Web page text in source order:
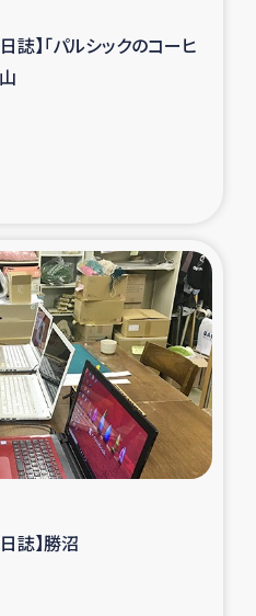
シの地震・津波被災者支援
洪水被災者支援
ぐサリー・リサイクル・プロ
クト
援事業
育事業
による食品加工事業
誌】「パルシックのコーヒ
誌】勝沼